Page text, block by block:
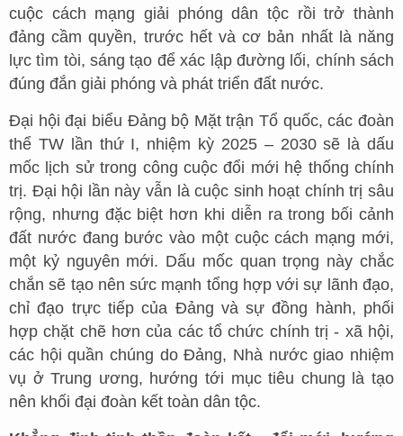
cuộc cách mạng giải phóng dân tộc rồi trở thành
đảng cầm quyền, trước hết và cơ bản nhất là năng
lực tìm tòi, sáng tạo để xác lập đường lối, chính sách
đúng đắn giải phóng và phát triển đất nước.
Đại hội đại biểu Đảng bộ Mặt trận Tổ quốc, các đoàn
thể TW lần thứ I, nhiệm kỳ 2025 – 2030 sẽ là dấu
mốc lịch sử trong công cuộc đổi mới hệ thống chính
trị. Đại hội lần này vẫn là cuộc sinh hoạt chính trị sâu
rộng, nhưng đặc biệt hơn khi diễn ra trong bối cảnh
đất nước đang bước vào một cuộc cách mạng mới,
một kỷ nguyên mới. Dấu mốc quan trọng này chắc
chắn sẽ tạo nên sức mạnh tổng hợp với sự lãnh đạo,
chỉ đạo trực tiếp của Đảng và sự đồng hành, phối
hợp chặt chẽ hơn của các tổ chức chính trị - xã hội,
các hội quần chúng do Đảng, Nhà nước giao nhiệm
vụ ở Trung ương, hướng tới mục tiêu chung là tạo
nên khối đại đoàn kết toàn dân tộc.